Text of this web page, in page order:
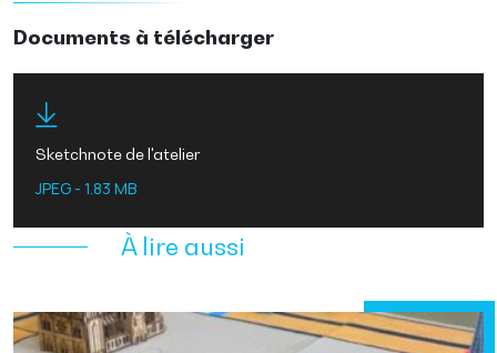
Documents à télécharger
Sketchnote de l'atelier
JPEG- 1.83 MB
À lire aussi